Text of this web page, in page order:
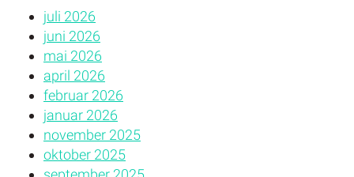
juli 2026
juni 2026
mai 2026
april 2026
februar 2026
januar 2026
november 2025
oktober 2025